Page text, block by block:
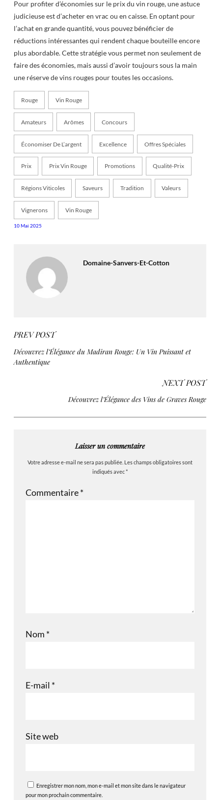
Pour profiter d’économies sur le prix du vin rouge, une astuce
judicieuse est d’acheter en vrac ou en caisse. En optant pour
l’achat en grande quantité, vous pouvez bénéficier de
réductions intéressantes qui rendent chaque bouteille encore
plus abordable. Cette stratégie vous permet non seulement de
faire des économies, mais aussi d’avoir toujours sous la main
une réserve de vins rouges pour toutes les occasions.
Rouge Vin Rouge
Amateurs Arômes Concours
Économiser De L’argent Excellence Offres Spéciales
Prix Prix Vin Rouge Promotions Qualité-Prix
Régions Viticoles Saveurs Tradition Valeurs
Vignerons Vin Rouge
10 Mai 2025
Domaine-Sanvers-Et-Cotton
PREV POST
Découvrez l’Élégance du Madiran Rouge: Un Vin Puissant et
Authentique
NEXT POST
Découvrez l’Élégance des Vins de Graves Rouge
Laisser un commentaire
Votre adresse e-mail ne sera pas publiée. Les champs obligatoires sont
indiqués avec*
Commentaire*
Nom *
E-mail *
Site web
Enregistrer mon nom, mon e-mail et mon site dans le navigateur
pour mon prochain commentaire.